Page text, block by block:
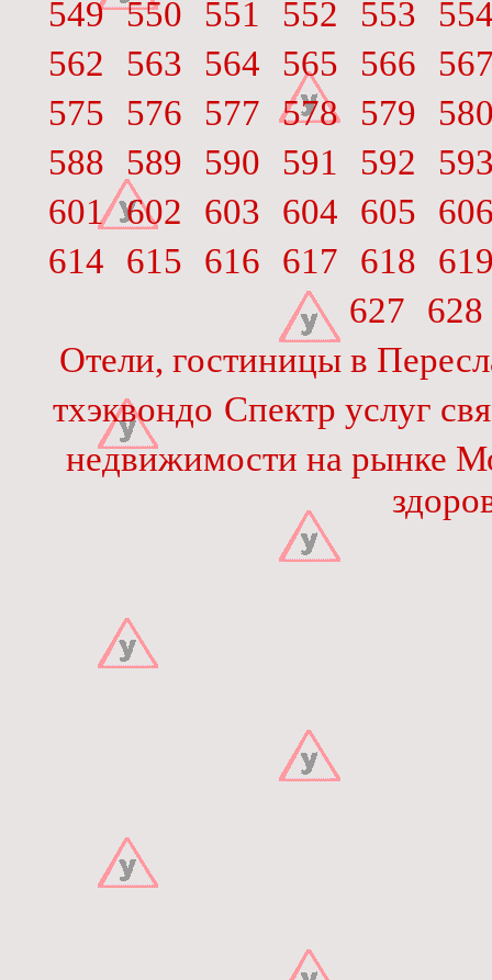
549 550 551 552 553
562
563 564 565 566
575
576 577 578 579
588
589 590 591 592
601 602 603 604 605
614
615 616 617 618
627
628
Отели, гостиницы в
тхэквондо Спектр услуг
недвижимости на рынке